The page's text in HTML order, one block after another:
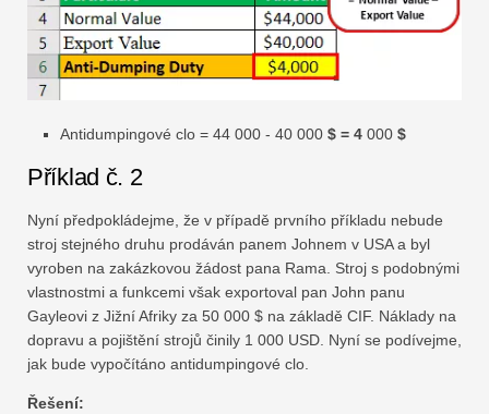
Antidumpingové clo = 44 000 - 40 000 $ = 4 000 $
Příklad č. 2
Nyní předpokládejme, že v případě prvního příkladu nebude
stroj stejného druhu prodáván panem Johnem v USA a byl
vyroben na zakázkovou žádost pana Rama. Stroj s podobnými
vlastnostmi a funkcemi však exportoval pan John panu
Gayleovi z Jižní Afriky za 50 000 $ na základě CIF. Náklady na
dopravu a pojištění strojů činily 1 000 USD. Nyní se podívejme,
jak bude vypočítáno antidumpingové clo.
Řešení: